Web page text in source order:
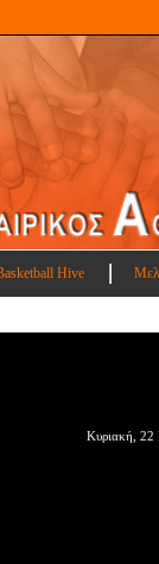
Hive
Κυριακή, 22